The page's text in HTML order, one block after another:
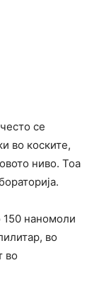
се
во коските,
ниво. Тоа
наномоли
во
во